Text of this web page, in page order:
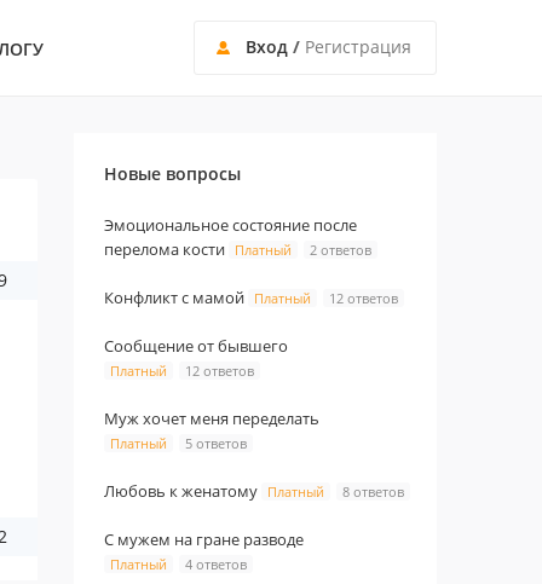
Вход / Регистрация
Новые вопросы
Эмоциональное состояние после
перелома кости Платный 2 ответов
Конфликт с мамой Платный 12 ответов
Сообщение от бывшего
Платный 12 ответов
Муж хочет меня переделать
Платный 5 ответов
Любовь к женатому Платный 8 ответов
С мужем на гране разводе
Платный 4 ответов